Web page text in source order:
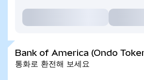
Bank of America (Ondo
통화로 환전해 보세요